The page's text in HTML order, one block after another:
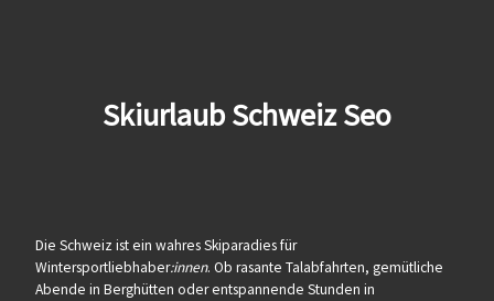
Skiurlaub Schweiz Seo
Die Schweiz ist ein wahres Skiparadies für
Wintersportliebhaber:innen. Ob rasante Talabfahrten, gemütliche
Abende in Berghütten oder entspannende Stunden in